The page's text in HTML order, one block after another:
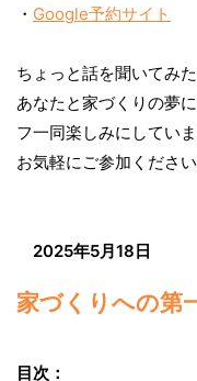
・ Google予約サイト
ちょっと話を聞いてみ
あなたと家づくりの夢
フ一同楽しみにしていま
お気軽にご参加ください
2025年5月18日
家づくりへの第
目次：